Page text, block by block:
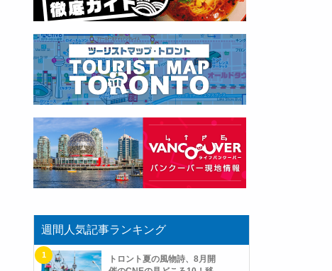
週間人気記事ランキング
トロント夏の風物詩、8月開